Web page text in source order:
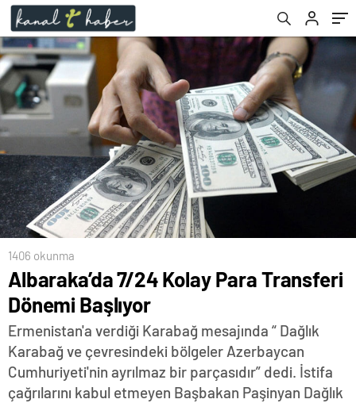
1406 okunma
Albaraka’da 7/24 Kolay Para Transferi
Dönemi Başlıyor
Ermenistan'a verdiği Karabağ mesajında “ Dağlık
Karabağ ve çevresindeki bölgeler Azerbaycan
Cumhuriyeti'nin ayrılmaz bir parçasıdır” dedi. İstifa
çağrılarını kabul etmeyen Başbakan Paşinyan Dağlık